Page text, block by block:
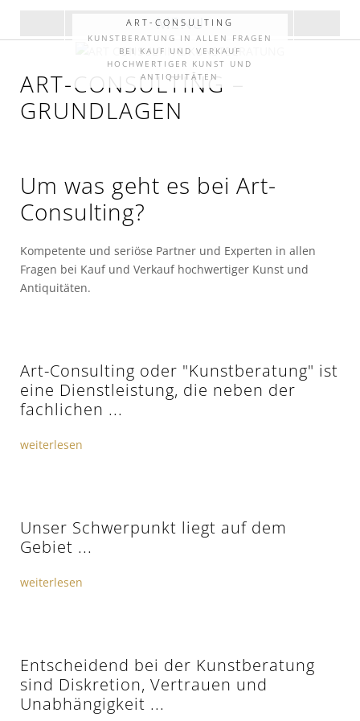
MENU
ART-CONSULTING
KUNSTBERATUNG IN ALLEN FRAGEN
BEI KAUF UND VERKAUF
HOCHWERTIGER KUNST UND
ANTIQUITÄTEN
ART-CONSULTING –
GRUNDLAGEN
Um was geht es bei Art-
Consulting?
Kompetente und seriöse Partner und Experten in allen
Fragen bei Kauf und Verkauf hochwertiger Kunst und
Antiquitäten.
Art-Consulting oder "Kunstberatung" ist
eine Dienstleistung, die neben der
fachlichen ...
weiterlesen
Unser Schwerpunkt liegt auf dem
Gebiet ...
weiterlesen
Entscheidend bei der Kunstberatung
sind Diskretion, Vertrauen und
Unabhängigkeit ...